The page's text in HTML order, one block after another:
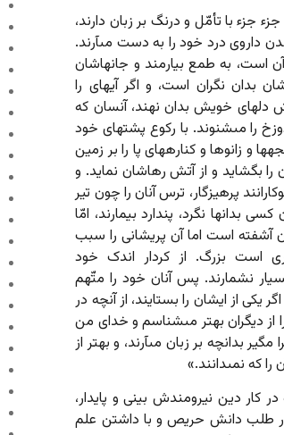
جزء با تأمّل و درنگ بر زبان دارند،
داروى درد خود را به دست مى‏آرند.
است، به طمع بیارمند و جانهاشان
بدان نگران است، و اگر آیه‏اى را
دلهاى خویش بدان نهند، آنسان که
را مى‏شنوند. با رکوع پشتهاى خود
و زانوها و کناره‏هاى پا را بر زمین
را بگشاید و از آتش رهاشان نماید. و
پرهیزگار، ترس آنان را چون تیر
بدانها نگرد، پندارد بیمارند، امّا
آشفته است اما آن پریشانى را سبب
است بزرگ. از کردار اندک خود
نشمارند. پس آنان خود را متّهم
یکى از ایشان را بستایند، از آنچه در
از دیگران بهتر مى‏شناسم و خداى من
بدانچه بر زبان مى‏آرند، و بهتر از
که نمى‏دانند.»
کار دین نیرومندش بینى و پایدار،
در طلب دانش حریص و با داشتن علم